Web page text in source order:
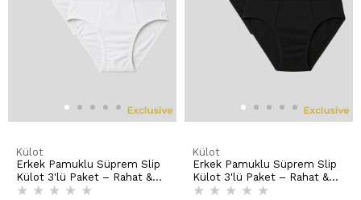
Külot
Erkek Pamuklu Süprem Slip
Külot 3'lü Paket – Rahat &
Dayanıklı | Beyaz K0037
★ ★ ★ ★ ★
Külot
Erkek Pamuklu Süprem Slip
Külot 3'lü Paket – Rahat &
Dayanıklı | Siyah K0037
★ ★ ★ ★ ★